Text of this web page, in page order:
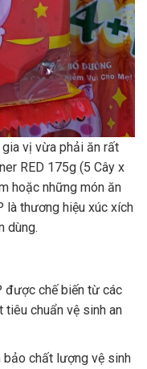
vị vừa phải ăn rất
RED 175g (5 Cây x
hoặc những món ăn
là thương hiệu xúc xích
dùng.
được chế biến từ các
chuẩn vệ sinh an
bảo chất lượng vệ sinh